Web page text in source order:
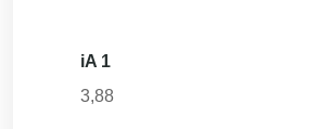
iA 1
3,88